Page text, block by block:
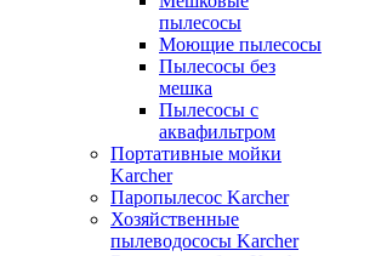
пылесосы
Моющие пылесосы
Пылесосы без
мешка
Пылесосы с
аквафильтром
Портативные мойки
Karcher
Паропылесос Karcher
Хозяйственные
пылеводососы Karcher